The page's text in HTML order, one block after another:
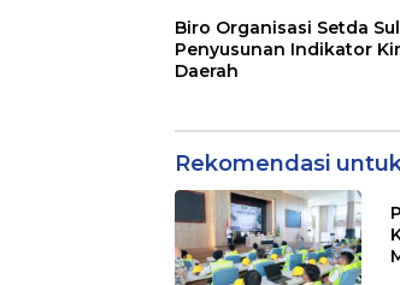
Biro Organisasi Setda
Penyusunan Indikator
Daerah
Rekomendasi